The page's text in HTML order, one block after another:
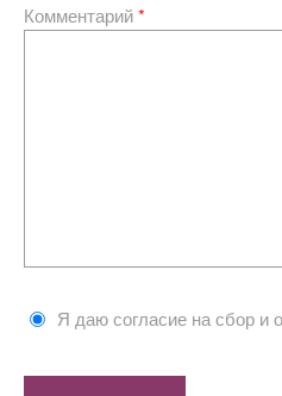
Комментарий*
Я даю согласие на сбор и